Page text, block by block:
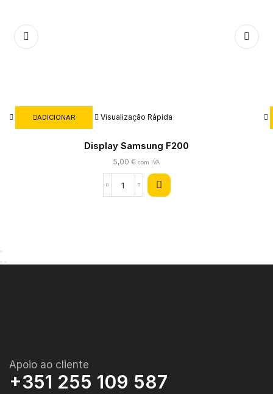
ADICIONAR Visualização Rápida
Display Samsung F200
5,00 € com IVA
Apoio ao cliente
+351 255 109 587